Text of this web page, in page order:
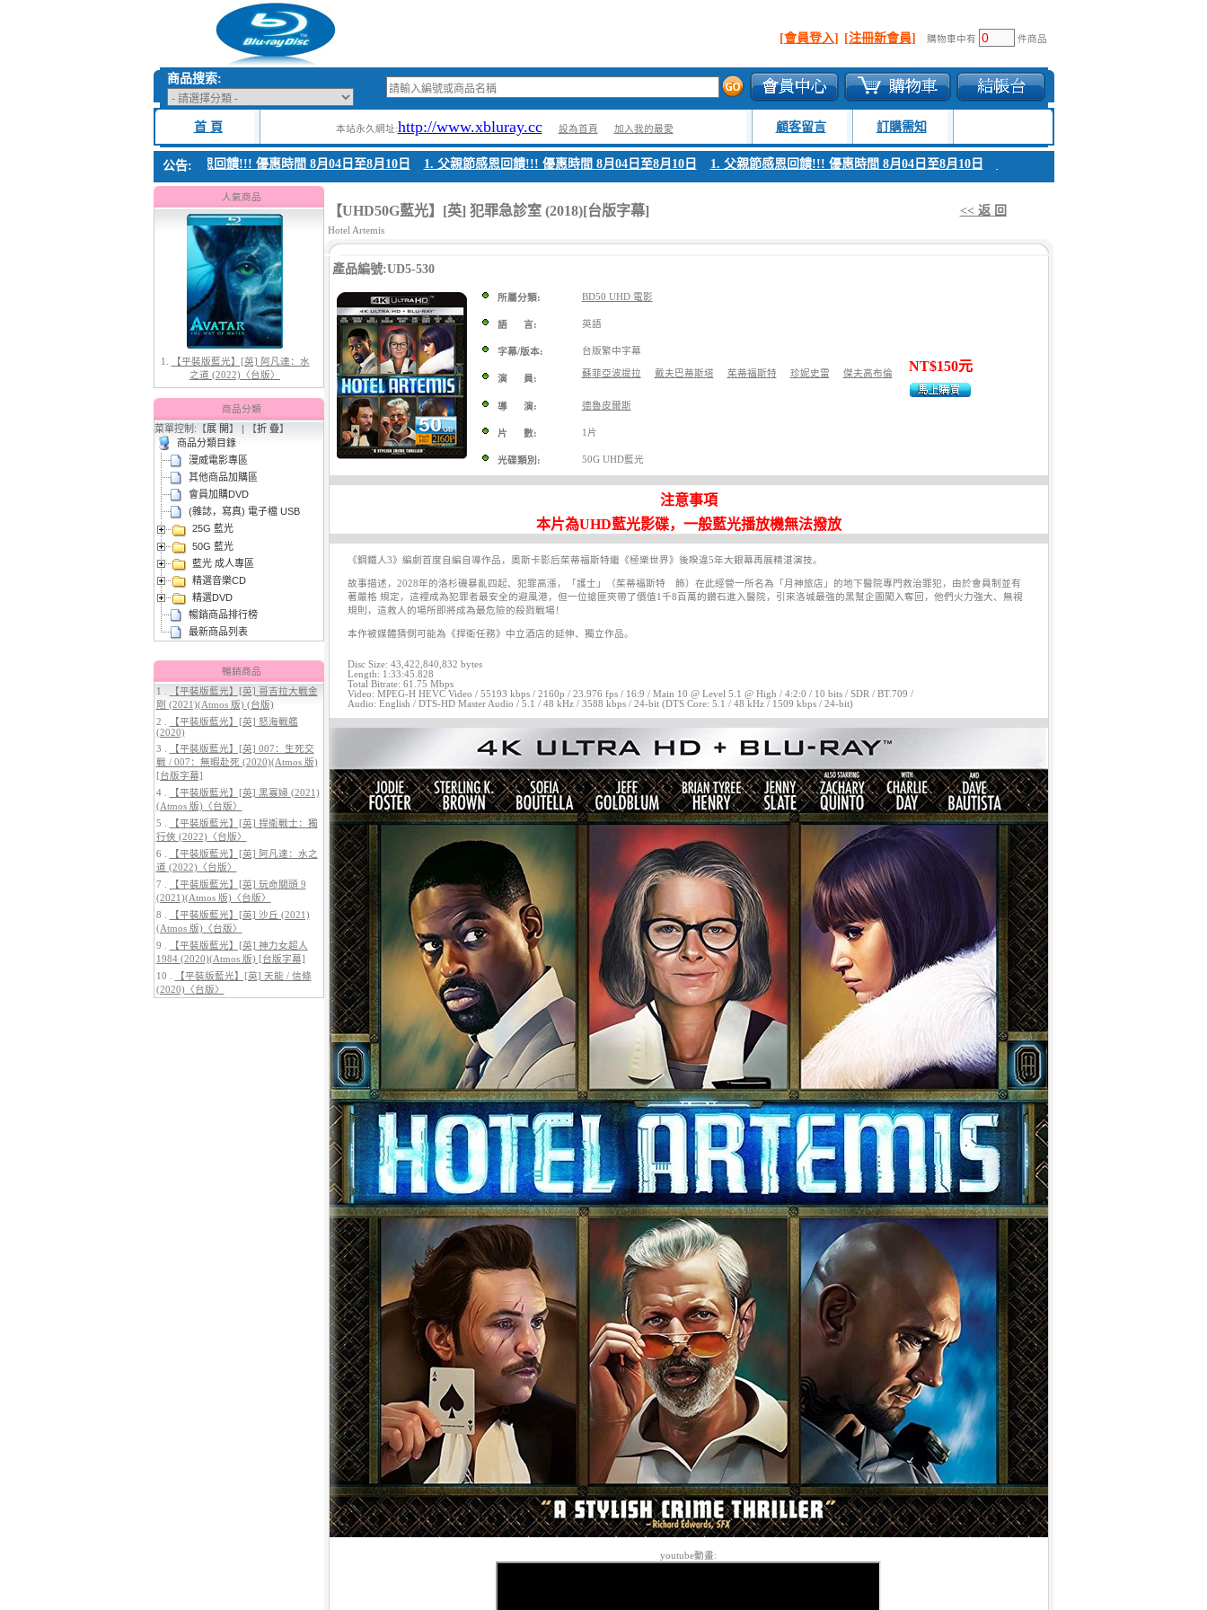
[會員登入] [注冊新會員] 購物車中有 件商品
商品搜索:
首 頁 本站永久網址:http://www.xbluray.cc 設為首頁 加入我的最愛 顧客留言 訂購需知
公告:
1. 父親節感恩回饋!!! 優惠時間 8月04日至8月10日 1. 父親節感恩回饋!!! 優惠時間 8月04日至8月10日 1. 父親節感恩回饋!!! 優惠時間 8月04日至8月10日
人氣商品
1.【平裝版藍光】[英] 阿凡達：水
之道 (2022)〈台版〉
(2026)[台版字幕]
3. 【平裝版藍光】[英] 曼達洛人與
古古 (2026)[台版字幕]
4.【平裝版藍光】[英] 穿著PRADA
的惡魔 2 (2026)[台版字幕]
【平裝版藍光】[英] 阿凡達3：火
與燼 (2025)(Atmos 版)〈台版〉
商品分類
菜單控制:【展 開】 | 【折 疊】
商品分類目錄
漫威電影專區
其他商品加購區
會員加購DVD
(雜誌，寫真) 電子檔 USB
25G 藍光
50G 藍光
藍光 成人專區
精選音樂CD
精選DVD
暢銷商品排行榜
最新商品列表
暢銷商品
1 .
【平裝版藍光】[英] 哥吉拉大戰金
剛 (2021)(Atmos 版) (台版)
2 .
【平裝版藍光】[英] 怒海戰艦
(2020)
3 .
【平裝版藍光】[英] 007：生死交
戰 / 007：無暇赴死 (2020)(Atmos 版)
[台版字幕]
4 .
【平裝版藍光】[英] 黑寡婦 (2021)
(Atmos 版)〈台版〉
5 .
【平裝版藍光】[英] 捍衛戰士：獨
行俠 (2022)〈台版〉
6 .
【平裝版藍光】[英] 阿凡達：水之
道 (2022)〈台版〉
7 .
【平裝版藍光】[英] 玩命關頭 9
(2021)(Atmos 版)〈台版〉
8 .
【平裝版藍光】[英] 沙丘 (2021)
(Atmos 版)〈台版〉
9 .
【平裝版藍光】[英] 神力女超人
1984 (2020)(Atmos 版) [台版字幕]
10 .
【平裝版藍光】[英] 天能 / 信條
(2020)〈台版〉
【UHD50G藍光】[英] 犯罪急診室 (2018)[台版字幕] << 返 回
Hotel Artemis
產品編號:UD5-530
所屬分類: BD50 UHD 電影
語 言: 英語
字幕/版本: 台版繁中字幕
演 員:
蘇菲亞波提拉 戴夫巴蒂斯塔 茱蒂福斯特 珍妮史雷 傑夫高布倫
導 演: 德魯皮爾斯
片 數: 1片
光碟類別: 50G UHD藍光
NT$150元
注意事項
本片為UHD藍光影碟，一般藍光播放機無法撥放
《鋼鐵人3》編劇首度自編自導作品，奧斯卡影后茱蒂福斯特繼《極樂世界》後睽違5年大銀幕再展精湛演技。
故事描述，2028年的洛杉磯暴亂四起、犯罪高漲，「護士」（茱蒂福斯特 飾）在此經營一所名為「月神旅店」的地下醫院專門救治罪犯，由於會員制並有
著嚴格 規定，這裡成為犯罪者最安全的避風港，但一位搶匪夾帶了價值1千8百萬的鑽石進入醫院，引來洛城最強的黑幫企圖闖入奪回，他們火力強大、無視
規則，這救人的場所即將成為最危險的殺戮戰場！
本作被媒體猜側可能為《捍衛任務》中立酒店的延伸、獨立作品。
Disc Size: 43,422,840,832 bytes
Length: 1:33:45.828
Total Bitrate: 61.75 Mbps
Video: MPEG-H HEVC Video / 55193 kbps / 2160p / 23.976 fps / 16:9 / Main 10 @ Level 5.1 @ High / 4:2:0 / 10 bits / SDR / BT.709 /
Audio: English / DTS-HD Master Audio / 5.1 / 48 kHz / 3588 kbps / 24-bit (DTS Core: 5.1 / 48 kHz / 1509 kbps / 24-bit)
youtube動畫: